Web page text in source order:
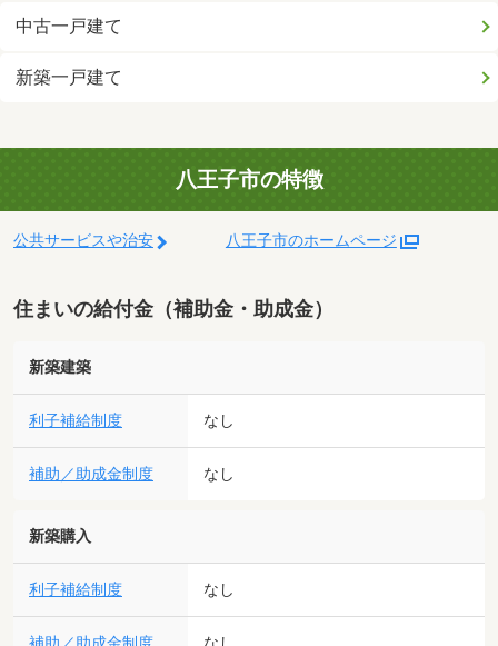
中古一戸建て
新築一戸建て
八王子市の特徴
公共サービスや治安 八王子市のホームページ
住まいの給付金（補助金・助成金）
新築建築
利子補給制度 なし
補助／助成金制度 なし
新築購入
利子補給制度 なし
なし